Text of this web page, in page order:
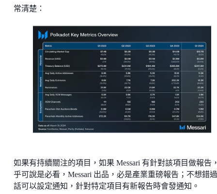
常清楚：
如果有持續關注的項目，如果 Messari 有針對該項目做報告
乎可說是必看，Messari 出品，必是產業重磅報告；不想錯
話可以設定通知，針對特定項目有新報告時會發通知。